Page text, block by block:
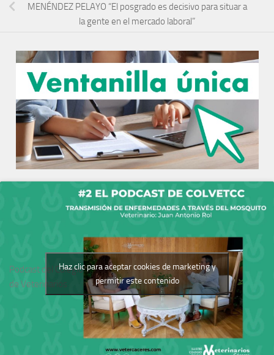
MENÉNDEZ PELAYO “El posgrado es decisivo para situar a
la gente en el mercado laboral”
Podcast del Colegio
de Veterinarios
Haz clic para aceptar cookies de marketing y
permitir este contenido